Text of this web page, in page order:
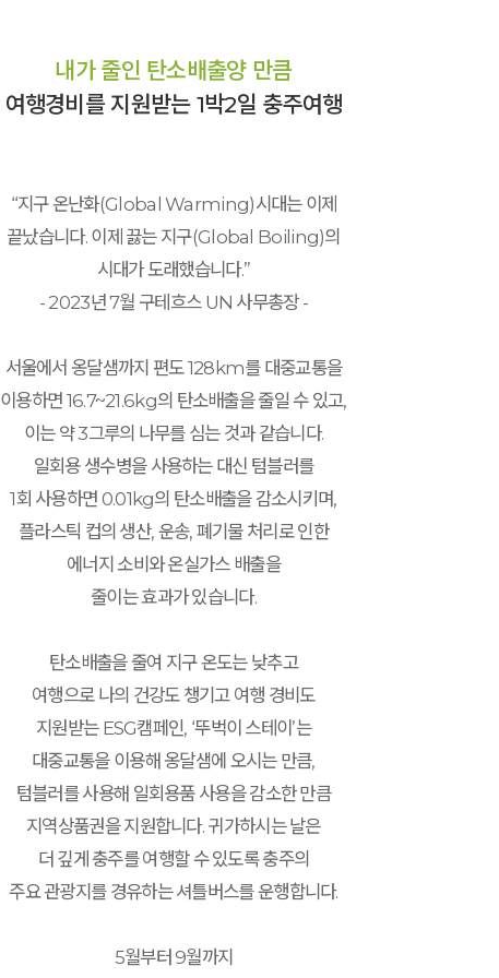
내가 줄인 탄소배출양 만큼
여행경비를 지원받는 1박2일 충주여행
“지구 온난화(Global Warming)시대는 이제
끝났습니다. 이제 끓는 지구(Global Boiling)의
시대가 도래했습니다.”
- 2023년 7월 구테흐스 UN 사무총장 -
서울에서 옹달샘까지 편도 128km를 대중교통을
이용하면 16.7~21.6kg의 탄소배출을 줄일 수 있고,
이는 약 3그루의 나무를 심는 것과 같습니다.
일회용 생수병을 사용하는 대신 텀블러를
1회 사용하면 0.01kg의 탄소배출을 감소시키며,
플라스틱 컵의 생산, 운송, 폐기물 처리로 인한
에너지 소비와 온실가스 배출을
줄이는 효과가 있습니다.
탄소배출을 줄여 지구 온도는 낮추고
여행으로 나의 건강도 챙기고 여행 경비도
지원받는 ESG캠페인, ‘뚜벅이 스테이’는
대중교통을 이용해 옹달샘에 오시는 만큼,
텀블러를 사용해 일회용품 사용을 감소한 만큼
지역상품권을 지원합니다. 귀가하시는 날은
더 깊게 충주를 여행할 수 있도록 충주의
주요 관광지를 경유하는 셔틀버스를 운행합니다.
5월부터 9월까지